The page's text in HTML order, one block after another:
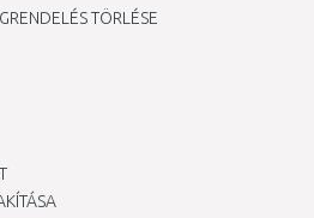
TÖRLÉSE